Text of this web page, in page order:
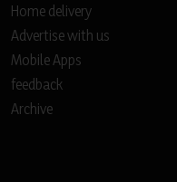
Home delivery
Advertise with us
Mobile Apps
feedback
Archive